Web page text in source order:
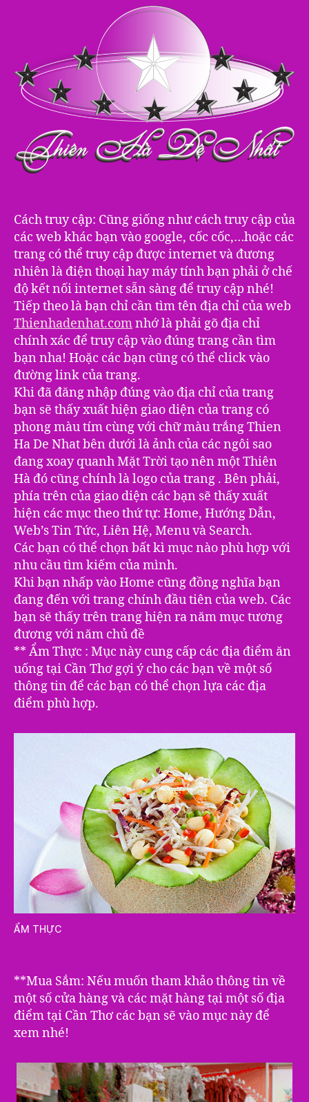
Cách truy cập: Cũng giống như cách truy cập của
các web khác bạn vào google, cốc cốc,…hoặc các
trang có thể truy cập được internet và đương
nhiên là điện thoại hay máy tính bạn phải ở chế
độ kết nối internet sẵn sàng để truy cập nhé!
Tiếp theo là bạn chỉ cần tìm tên địa chỉ của web
Thienhadenhat.comnhớ là phải gõ địa chỉ
chính xác để truy cập vào đúng trang cần tìm
bạn nha! Hoặc các bạn cũng có thể click vào
đường link của trang.
Khi đã đăng nhập đúng vào địa chỉ của trang
bạn sẽ thấy xuất hiện giao diện của trang có
phong màu tím cùng với chữ màu trắng Thien
Ha De Nhat bên dưới là ảnh của các ngôi sao
đang xoay quanh Mặt Trời tạo nên một Thiên
Hà đó cũng chính là logo của trang . Bên phải,
phía trên của giao diện các bạn sẽ thấy xuất
hiện các mục theo thứ tự: Home, Hướng Dẫn,
Web’s Tin Tức, Liên Hệ, Menu và Search.
Các bạn có thể chọn bất kì mục nào phù hợp với
nhu cầu tìm kiếm của mình.
Khi bạn nhấp vào Home cũng đồng nghĩa bạn
đang đến với trang chính đầu tiên của web. Các
bạn sẽ thấy trên trang hiện ra năm mục tương
đương với năm chủ đề
** Ẩm Thực : Mục này cung cấp các địa điểm ăn
uống tại Cần Thơ gợi ý cho các bạn về một số
thông tin để các bạn có thể chọn lựa các địa
điểm phù hợp.
ẨM THỰC
**Mua Sắm: Nếu muốn tham khảo thông tin về
một số cửa hàng và các mặt hàng tại một số địa
điểm tại Cần Thơ các bạn sẽ vào mục này để
xem nhé!